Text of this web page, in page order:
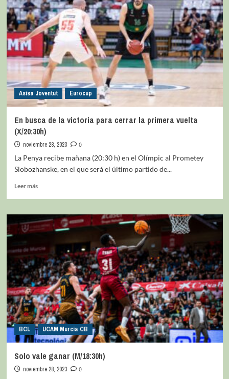
Asisa Joventut Eurocup
En busca de la victoria para cerrar la primera vuelta
(X/20:30h)
noviembre 28, 2023
0
La Penya recibe mañana (20:30 h) en el Olímpic al Prometey
Slobozhanske, en el que será el último partido de...
Leer más
BCL UCAM Murcia CB
Solo vale ganar (M/18:30h)
noviembre 28, 2023
0